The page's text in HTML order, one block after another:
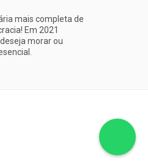
mais completa de
Em 2021
morar ou